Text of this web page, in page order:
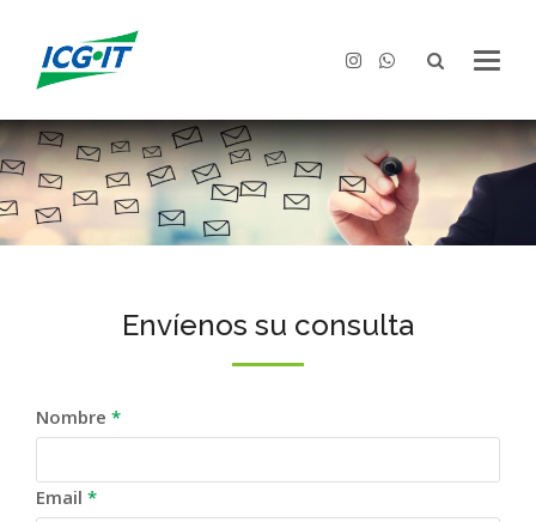
Instagram
Whatsapp
Envíenos su consulta
Nombre *
Email *